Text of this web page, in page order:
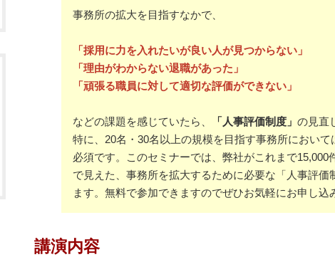
事務所の拡大を目指すなかで、
「採用に力を入れたいが良い人が見つからない」
「理由がわからない退職があった」
「頑張る職員に対して適切な評価ができない」
などの課題を感じていたら、 「人事評価制度」 の見直
特に、20名・30名以上の規模を目指す事務所におい
必須です。このセミナーでは、弊社がこれまで
で見えた、事務所を拡大するために必要な「人事評
ます。無料で参加できますのでぜひお気軽にお申し込
講演内容